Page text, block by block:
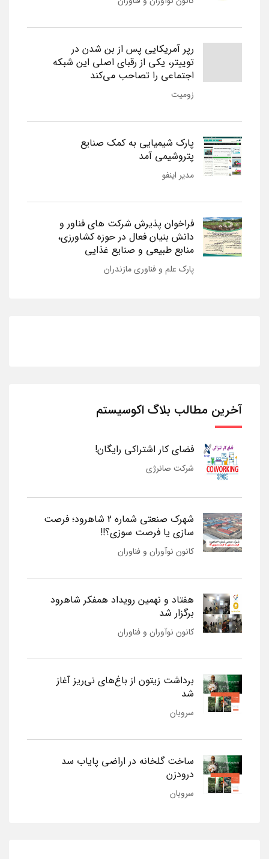
رپر آمریکایی پس از بن شدن در
توییتر، یکی از رقبای اصلی این شبکه
اجتماعی را تصاحب می‌کند
زومیت
پارک شیمیایی به کمک صنایع
پتروشیمی آمد
مدیر اینفو
فراخوان پذیرش شرکت های فناور و
دانش بنیان فعال در حوزه کشاورزی،
منابع طبیعی و صنایع غذایی
پارک علم و فناوری مازندران
آخرین مطالب بلاگ اکوسیستم
فضای کار اشتراکی رایگان!
شرکت صانرژی
شهرک صنعتی شماره 2 شاهرود؛ فرصت
سازی یا فرصت سوزی؟!!
کانون نوآوران و فناوران
هفتاد و نهمین رویداد همفکر شاهرود
برگزار شد
کانون نوآوران و فناوران
برداشت زیتون از باغ‌های نی‌ریز آغاز
شد
سروبان
ساخت گلخانه در اراضی پایاب سد
درودزن
سروبان